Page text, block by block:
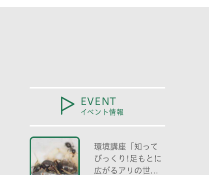
EVENT
イベント情報
環境講座「知って
びっくり!足もとに
広がるアリの世界